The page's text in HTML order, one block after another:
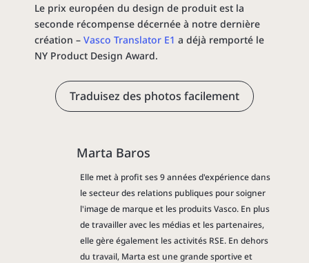
Le prix européen du design de produit est la
seconde récompense décernée à notre dernière
création – Vasco Translator E1 a déjà remporté le
NY Product Design Award.
Traduisez des photos facilement
Marta Baros
Elle met à profit ses 9 années d'expérience dans
le secteur des relations publiques pour soigner
l'image de marque et les produits Vasco. En plus
de travailler avec les médias et les partenaires,
elle gère également les activités RSE. En dehors
du travail, Marta est une grande sportive et